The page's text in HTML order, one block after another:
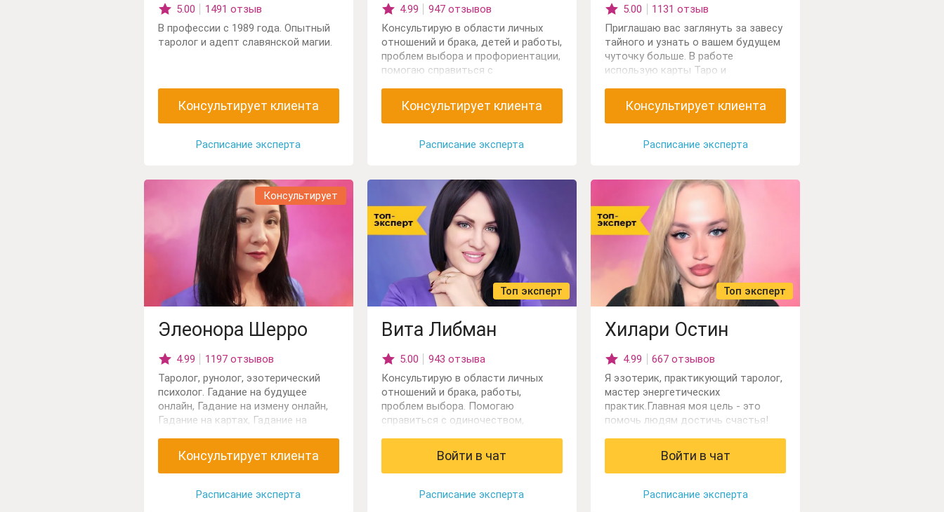
5.00
1491 отзыв
В профессии с 1989 года. Опытный
таролог и адепт славянской магии.
Консультирует клиента
Расписание эксперта
4.99
947 отзывов
Консультирую в области личных
отношений и брака, детей и работы,
проблем выбора и профориентации,
помогаю справиться с
таро и астрологией. Приглашаю вас
познакомиться со своим будущим и
понять причины происходящего
сегодня.
Консультирует клиента
Расписание эксперта
5.00
1131 отзыв
Приглашаю вас заглянуть за завесу
тайного и узнать о вашем будущем
чуточку больше. В работе
использую карты Таро и
яснознания.Вместе мы сможем
разобраться в волнующей вас
ситуации и найти лучший выход.
Консультирует клиента
Расписание эксперта
Консультирует
Элеонора Шерро
4.99
1197 отзывов
Таролог, рунолог, эзотерический
психолог. Гадание на будущее
онлайн, Гадание на измену онлайн,
Гадание на картах, Гадание на
Гадание на отношения, Гадание на
парня, Гадание на работу, Гадание
на рунах, Гадание на семью, Карта
рождения, Карта судьбы,
Классическое таро, Психология
Консультирует клиента
Расписание эксперта
Топ эксперт
Вита Либман
5.00
943 отзыва
Консультирую в области личных
отношений и брака, работы,
проблем выбора. Помогаю
справиться с одиночеством,
Работаю с картами Таро, обладаю
даром ясновидения.
Войти в чат
Расписание эксперта
Топ эксперт
Хилари Остин
4.99
667 отзывов
Я эзотерик, практикующий таролог,
мастер энергетических
практик.Главная моя цель - это
помочь людям достичь счастья!
Войти в чат
Расписание эксперта